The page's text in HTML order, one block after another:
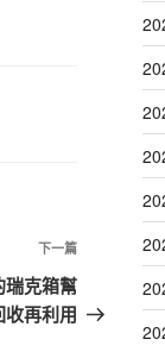
下
一
篇
下一篇
瑞克箱幫
再利用